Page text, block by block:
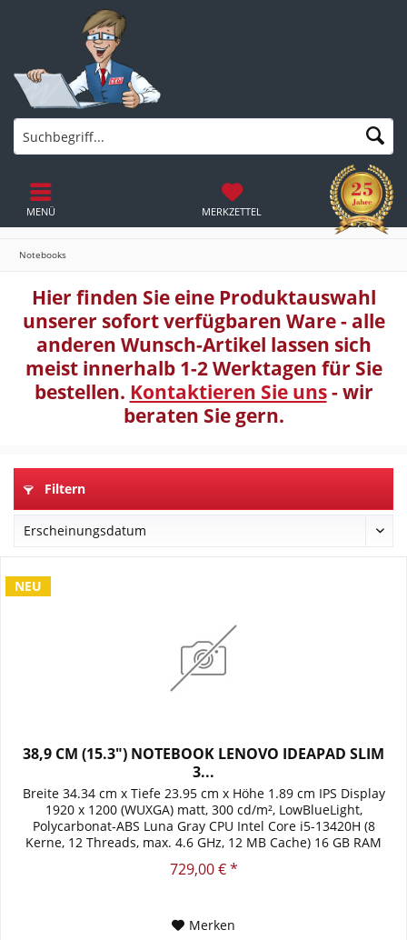
MERKZETTEL
MENÜ
Notebooks
Hier finden Sie eine Produktauswahl
unserer sofort verfügbaren Ware - alle
anderen Wunsch-Artikel lassen sich
meist innerhalb 1-2 Werktagen für Sie
bestellen. Kontaktieren Sie uns- wir
beraten Sie gern.
Filtern
NEU
38,9 CM (15.3") NOTEBOOK LENOVO IDEAPAD SLIM
3...
Breite 34.34 cm x Tiefe 23.95 cm x Höhe 1.89 cm IPS Display
1920 x 1200 (WUXGA) matt, 300 cd/m², LowBlueLight,
Polycarbonat-ABS Luna Gray CPU Intel Core i5-13420H (8
Kerne, 12 Threads, max. 4.6 GHz, 12 MB Cache) 16 GB RAM
DDR5 (2x 8 GB...
729,00 € *
Merken